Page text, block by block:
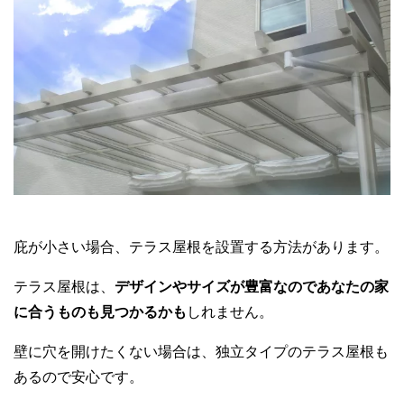
庇が小さい場合、テラス屋根を設置する方法があります。
テラス屋根は、 デザインやサイズが豊富なのであなたの家
に合うものも見つかるかも しれません。
壁に穴を開けたくない場合は、独立タイプのテラス屋根も
あるので安心です。